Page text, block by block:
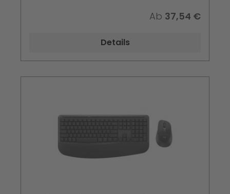
Ab 37,54 €
Details